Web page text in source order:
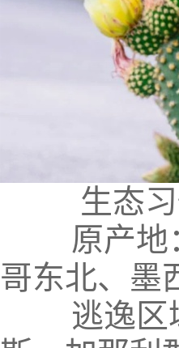
生态
原产地
哥东北、墨
逃逸区